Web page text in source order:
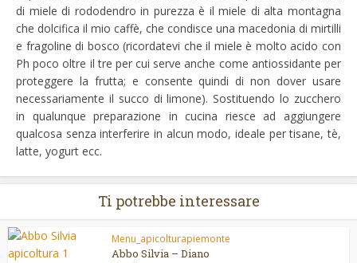
di miele di rododendro in purezza è il miele di alta montagna
che dolcifica il mio caffè, che condisce una macedonia di mirtilli
e fragoline di bosco (ricordatevi che il miele è molto acido con
Ph poco oltre il tre per cui serve anche come antiossidante per
proteggere la frutta; e consente quindi di non dover usare
necessariamente il succo di limone). Sostituendo lo zucchero
in qualunque preparazione in cucina riesce ad aggiungere
qualcosa senza interferire in alcun modo, ideale per tisane, tè,
latte, yogurt ecc.
Ti potrebbe interessare
Menu_apicolturapiemonte
Abbo Silvia – Diano